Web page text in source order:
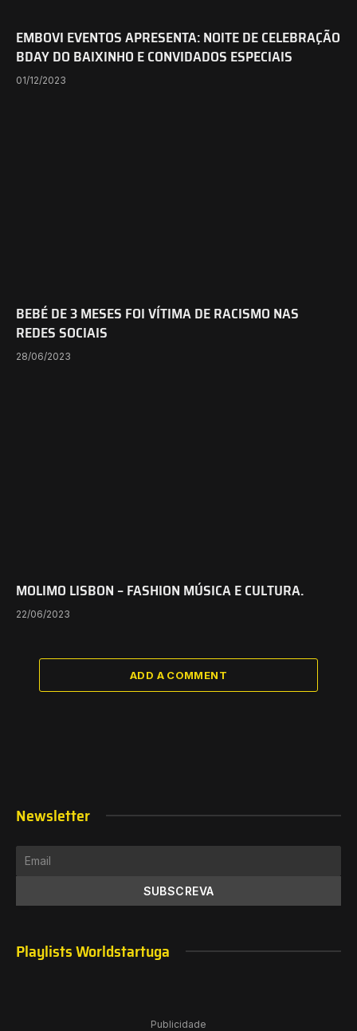
EMBOVI EVENTOS APRESENTA: NOITE DE CELEBRAÇÃO
BDAY DO BAIXINHO E CONVIDADOS ESPECIAIS
01/12/2023
BEBÉ DE 3 MESES FOI VÍTIMA DE RACISMO NAS
REDES SOCIAIS
28/06/2023
MOLIMO LISBON – FASHION MÚSICA E CULTURA.
22/06/2023
ADD A COMMENT
Newsletter
Playlists Worldstartuga
Publicidade